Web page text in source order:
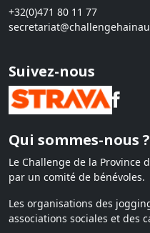
+32(0)471 80 11 77
Suivez-nous
Qui sommes-nous ?
Le Challenge de la Province
par un comité de bénévoles.
Les organisations des
associations sociales et des